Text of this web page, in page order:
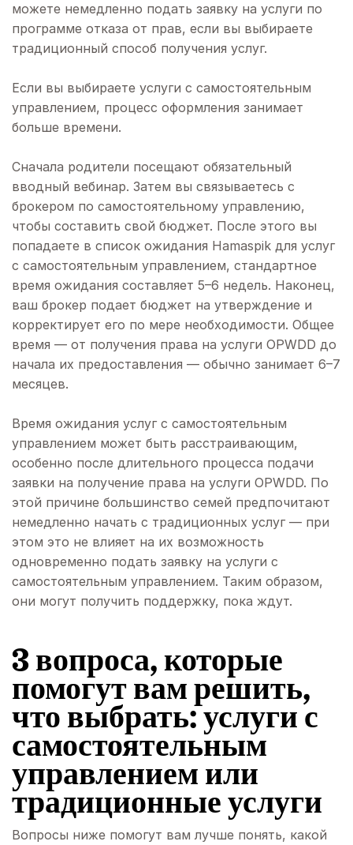
можете немедленно подать заявку на услуги по
программе отказа от прав, если вы выбираете
традиционный способ получения услуг.
Если вы выбираете услуги с самостоятельным
управлением, процесс оформления занимает
больше времени.
Сначала родители посещают обязательный
вводный вебинар. Затем вы связываетесь с
брокером по самостоятельному управлению,
чтобы составить свой бюджет. После этого вы
попадаете в список ожидания Hamaspik для услуг
с самостоятельным управлением, стандартное
время ожидания составляет 5–6 недель. Наконец,
ваш брокер подает бюджет на утверждение и
корректирует его по мере необходимости. Общее
время — от получения права на услуги OPWDD до
начала их предоставления — обычно занимает 6–7
месяцев.
Время ожидания услуг с самостоятельным
управлением может быть расстраивающим,
особенно после длительного процесса подачи
заявки на получение права на услуги OPWDD. По
этой причине большинство семей предпочитают
немедленно начать с традиционных услуг — при
этом это не влияет на их возможность
одновременно подать заявку на услуги с
самостоятельным управлением. Таким образом,
они могут получить поддержку, пока ждут.
3 вопроса, которые
помогут вам решить,
что выбрать: услуги с
самостоятельным
управлением или
традиционные услуги
Вопросы ниже помогут вам лучше понять, какой